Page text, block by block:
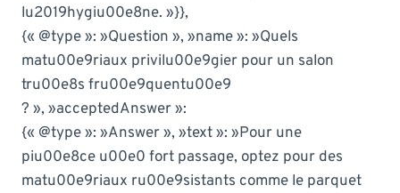
lu2019hygiu00e8ne. »}},
{« @type »: »Question », »name »: »Quels
matu00e9riaux privilu00e9gier pour un salon
tru00e8s fru00e9quentu00e9
? », »acceptedAnswer »:
{« @type »: »Answer », »text »: »Pour une
piu00e8ce u00e0 fort passage, optez pour des
matu00e9riaux ru00e9sistants comme le parquet